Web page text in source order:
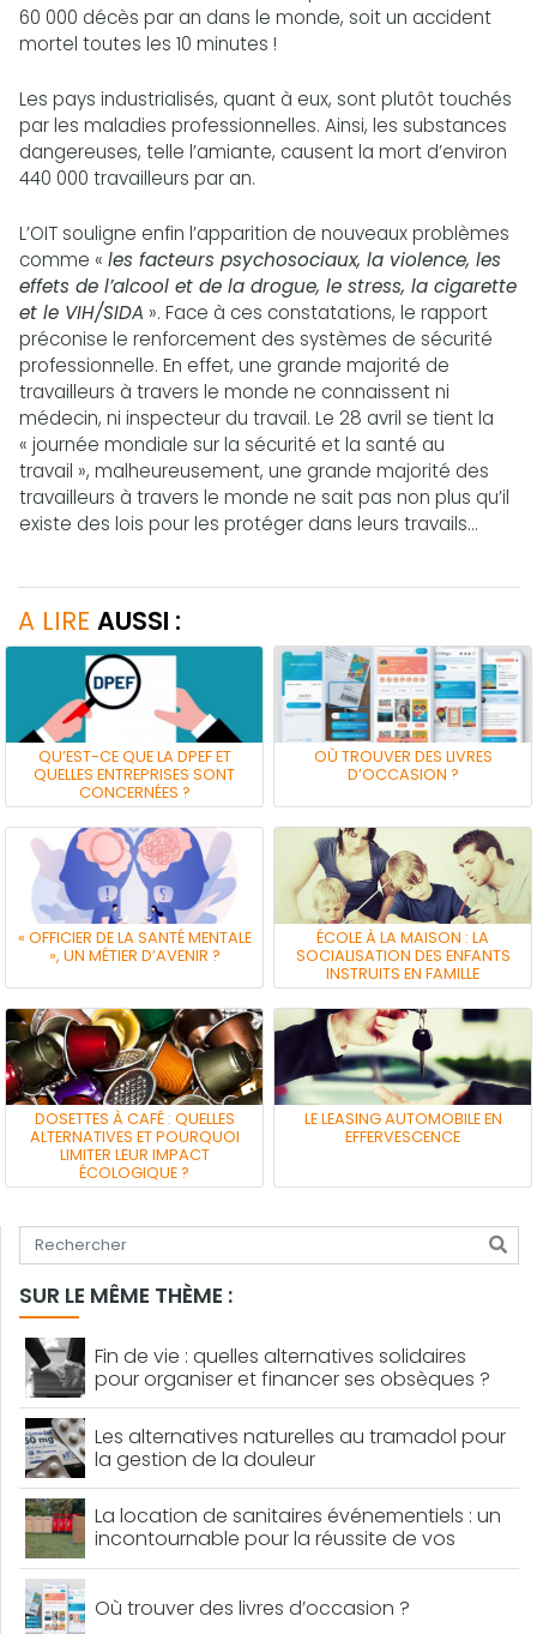
60 000 décès par an dans le monde, soit un accident
mortel toutes les 10 minutes !
Les pays industrialisés, quant à eux, sont plutôt touchés
par les maladies professionnelles. Ainsi, les substances
dangereuses, telle l’amiante, causent la mort d’environ
440 000 travailleurs par an.
L’OIT souligne enfin l’apparition de nouveaux problèmes
comme « les facteurs psychosociaux, la violence, les
effets de l’alcool et de la drogue, le stress, la cigarette
et le VIH/SIDA ». Face à ces constatations, le rapport
préconise le renforcement des systèmes de sécurité
professionnelle. En effet, une grande majorité de
travailleurs à travers le monde ne connaissent ni
médecin, ni inspecteur du travail. Le 28 avril se tient la
« journée mondiale sur la sécurité et la santé au
travail », malheureusement, une grande majorité des
travailleurs à travers le monde ne sait pas non plus qu’il
existe des lois pour les protéger dans leurs travails…
A LIRE AUSSI :
QU’EST-CE QUE LA DPEF ET
QUELLES ENTREPRISES SONT
CONCERNÉES ?
OÙ TROUVER DES LIVRES
D’OCCASION ?
« OFFICIER DE LA SANTÉ MENTALE
», UN MÉTIER D’AVENIR ?
ÉCOLE À LA MAISON : LA
SOCIALISATION DES ENFANTS
INSTRUITS EN FAMILLE
DOSETTES À CAFÉ : QUELLES
ALTERNATIVES ET POURQUOI
LIMITER LEUR IMPACT
ÉCOLOGIQUE ?
LE LEASING AUTOMOBILE EN
EFFERVESCENCE
Tapez votre recherche
SUR LE MÊME THÈME :
Fin de vie : quelles alternatives solidaires
pour organiser et financer ses obsèques ?
Les alternatives naturelles au tramadol pour
la gestion de la douleur
La location de sanitaires événementiels : un
incontournable pour la réussite de vos
événements
Où trouver des livres d’occasion ?